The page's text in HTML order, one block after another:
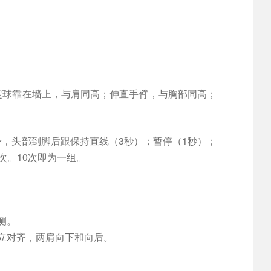
靠在墙上，与肩同高；伸直手臂，与胸部同高；
头部到脚后跟保持直线（3秒）；暂停（1秒）；
10次即为一组。
齐，两肩向下和向后。